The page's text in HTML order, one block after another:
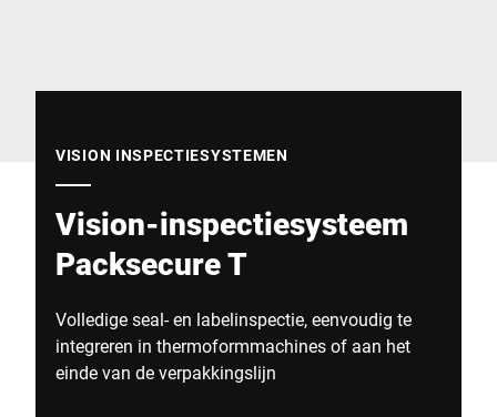
VISION INSPECTIESYSTEMEN
Vision-inspectiesysteem
Packsecure T
Volledige seal- en labelinspectie, eenvoudig te
integreren in thermoformmachines of aan het
einde van de verpakkingslijn